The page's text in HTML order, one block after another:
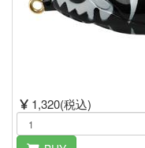
1,320(税込)